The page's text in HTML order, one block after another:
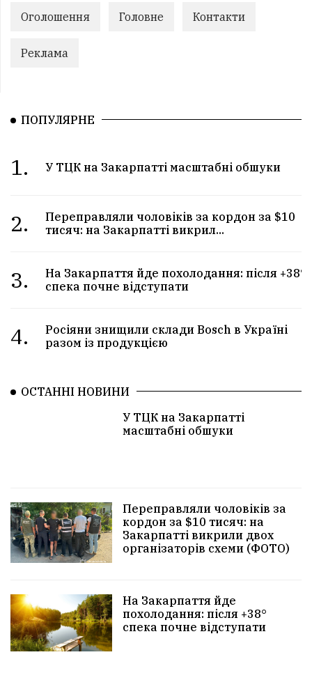
Оголошення Головне Контакти
Реклама
ПОПУЛЯРНЕ
1. У ТЦК на Закарпатті масштабні обшуки
2.
Переправляли чоловіків за кордон за $10
тисяч: на Закарпатті викрил...
3.
На Закарпаття йде похолодання: після +38°
спека почне відступати
4.
Росіяни знищили склади Bosch в Україні
разом із продукцією
ОСТАННІ НОВИНИ
У ТЦК на Закарпатті
масштабні обшуки
Переправляли чоловіків за
кордон за $10 тисяч: на
Закарпатті викрили двох
організаторів схеми (ФОТО)
На Закарпаття йде
похолодання: після +38°
спека почне відступати